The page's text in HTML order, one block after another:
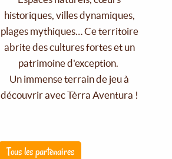
historiques, villes dynamiques,
plages mythiques… Ce territoire
abrite des cultures fortes et un
patrimoine d'exception.
Un immense terrain de jeu à
découvrir avec Tèrra Aventura !
Tous les partenaires